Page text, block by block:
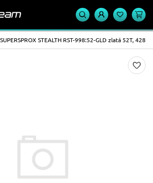
STEALTH RST-998:52-GLD zlatá 52T, 428